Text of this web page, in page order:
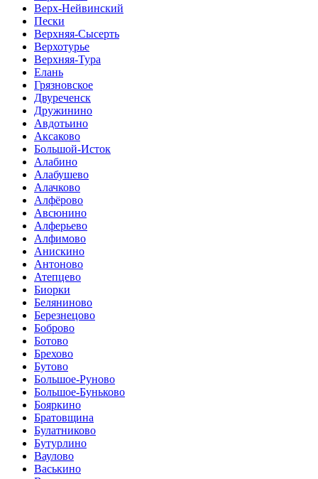
Верх-Нейвинский
Пески
Верхняя-Сысерть
Верхотурье
Верхняя-Тура
Елань
Грязновское
Двуреченск
Дружинино
Авдотьино
Аксаково
Большой-Исток
Алабино
Алабушево
Алачково
Алфёрово
Авсюнино
Алферьево
Алфимово
Анискино
Антоново
Атепцево
Биорки
Беляниново
Березнецово
Боброво
Ботово
Брехово
Бутово
Большое-Руново
Большое-Буньково
Бояркино
Братовщина
Булатниково
Бутурлино
Ваулово
Васькино